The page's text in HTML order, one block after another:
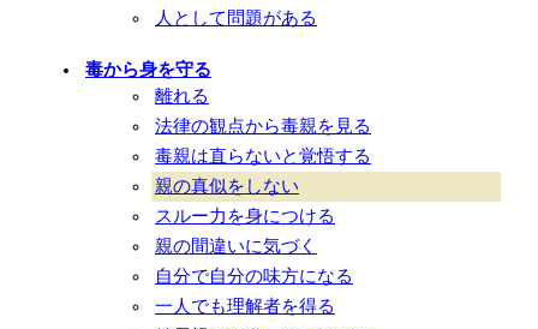
人として問題がある
毒から身を守る
離れる
法律の観点から毒親を見る
毒親は直らないと覚悟する
親の真似をしない
スルー力を身につける
親の間違いに気づく
自分で自分の味方になる
一人でも理解者を得る